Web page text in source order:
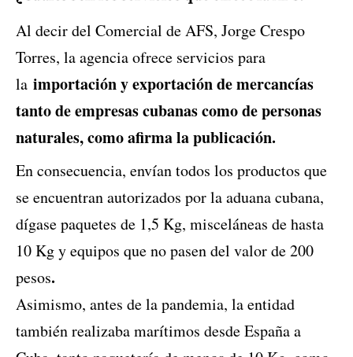
Al decir del Comercial de AFS, Jorge Crespo
Torres, la agencia ofrece servicios para
la importación y exportación de mercancías
tanto de empresas cubanas como de personas
naturales, como afirma la publicación.
En consecuencia, envían todos los productos que
se encuentran autorizados por la aduana cubana,
dígase paquetes de 1,5 Kg, misceláneas de hasta
10 Kg y equipos que no pasen del valor de 200
pesos.
Asimismo, antes de la pandemia, la entidad
también realizaba marítimos desde España a